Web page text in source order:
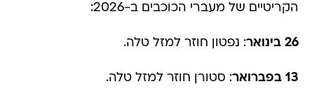
הקריטיים של מעברי הכוכבים ב-2026:
26 בינואר : נפטון חוזר למזל טלה.
13 בפברואר : סטורן חוזר למזל טלה.